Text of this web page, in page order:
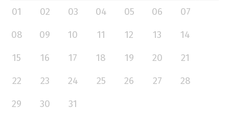
01 02 03 04 05 06
07
08
09 10 11 12 13
14
15
16 17 18 19 20
21
22
23 24 25 26 27
28
29
30 31